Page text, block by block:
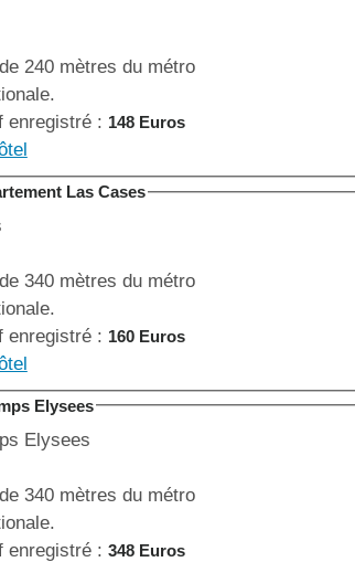
240 mètres du métro
enregistré : 148 Euros
Las Cases
340 mètres du métro
enregistré : 160 Euros
Elysees
Elysees
340 mètres du métro
enregistré : 348 Euros